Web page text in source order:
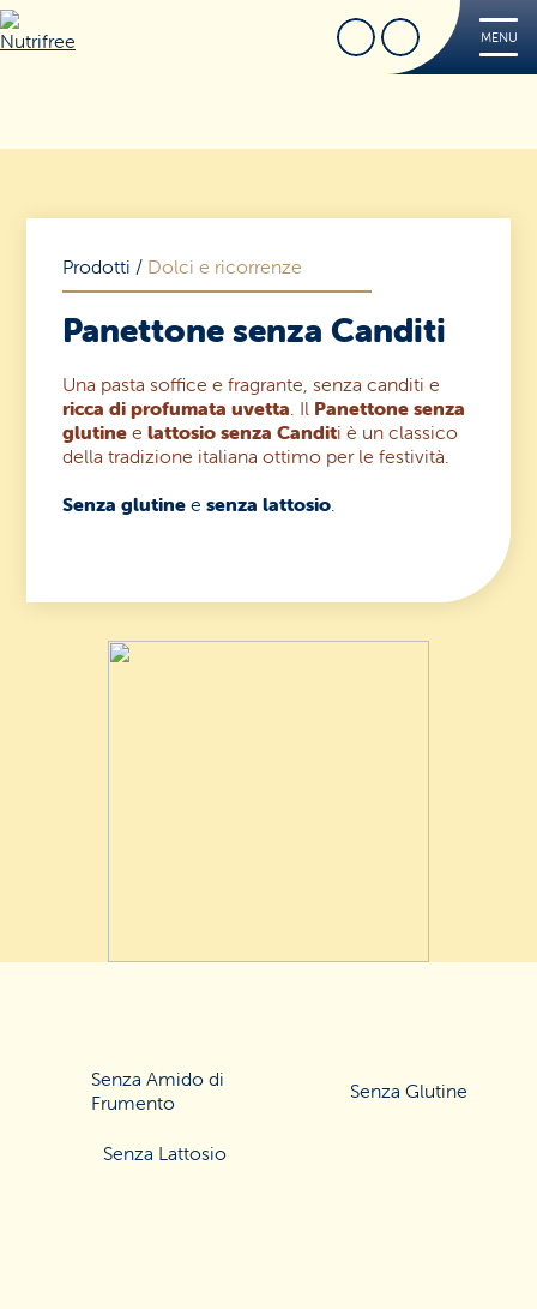
Nutrifree MENU
Sorridi, è Nutrifree
Sostenibilità
Novità e Promo
CercaTrova Negozio
Prodotti / Dolci e ricorrenze
Panettone senza Canditi
Una pasta soffice e fragrante, senza canditi e
ricca di profumata uvetta. Il Panettone senza
glutine e lattosio senza Canditi è un classico
della tradizione italiana ottimo per le festività.
Senza glutine esenza lattosio.
Senza Amido di
Frumento
Senza Glutine
Senza Lattosio